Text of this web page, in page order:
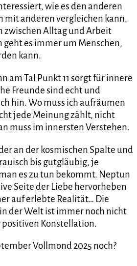
wie es den anderen
mit anderen vergleichen kann.
zwischen Alltag und Arbeit
geht es immer um Menschen,
kann.
am Tal Punkt 11 sorgt für innere
Freunde sind echt und
hin. Wo muss ich aufräumen
jede Meinung zählt, nicht
muss im innersten Verstehen.
an der kosmischen Spalte und
bis gutgläubig, je
es zu tun bekommt. Neptun
Seite der Liebe hervorheben
auf erlebte Realität… Die
der Welt ist immer noch nicht
positiven Konstellation.
Vollmond 2025 noch?